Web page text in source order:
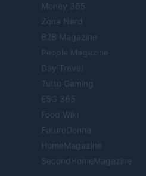
Money 365
Zona Nerd
B2B Magazine
People Magazine
Day Travel
Tutto Gaming
ESG 365
Food Wiki
FuturoDonna
HomeMagazine
SecondHomeMagazine